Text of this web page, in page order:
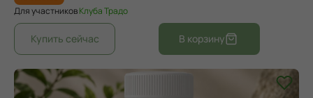
Для участниковКлуба Традо